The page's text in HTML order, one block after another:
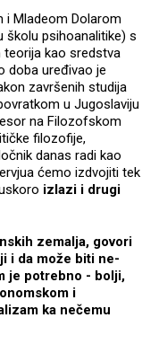
i Mladeom Dolarom
školu psihoanalitike) s
teorija kao sredstva
doba uređivao je
završenih studija
u Jugoslaviju
na Filozofskom
filozofije,
danas radi kao
ćemo izdvojiti tek
izlazi i drugi
zemalja, govori
i da može biti ne-
je potrebno - bolji,
i
ka nečemu